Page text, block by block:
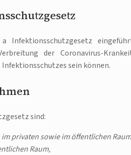
Infektionsschutzgesetz
der Coronavirus-
sein können.
sind:
privaten sowie im öffentlichen
Raum,